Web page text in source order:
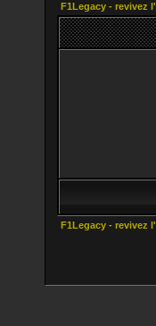
F1Legacy - revivez
F1Legacy - revivez